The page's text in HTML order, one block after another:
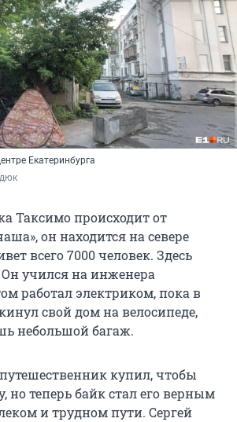
Екатеринбурга
Таксимо происходит от
он находится на севере
всего 7000 человек. Здесь
учился на инженера
работал электриком, пока в
свой дом на велосипеде,
небольшой багаж.
купил, чтобы
но теперь байк стал его верным
и трудном пути. Сергей